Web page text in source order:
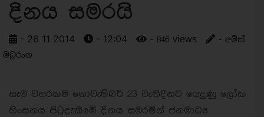
දිනය සමරයි
- 26 11 2014 - 12:04 - 846 views
- අම්ත්
මධුරංග
සෑම වසරකම නොවැම්බර් 23 වැනිදිනට යෙදුණු ලෝක
හිංසනය පිටුදැකීමේ දිනය සමරමින් ජනමාධ්‍ය